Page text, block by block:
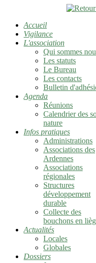
Accueil
Vigilance
L'association
Qui sommes
Les statuts
Le Bureau
Les contacts
Bulletin
Agenda
Réunions
Calendrier des
nature
Infos pratiques
Administrations
Associations des
Ardennes
Associations
régionales
Structures
développement
durable
Collecte des
bouchons en
Actualités
Locales
Globales
Dossiers